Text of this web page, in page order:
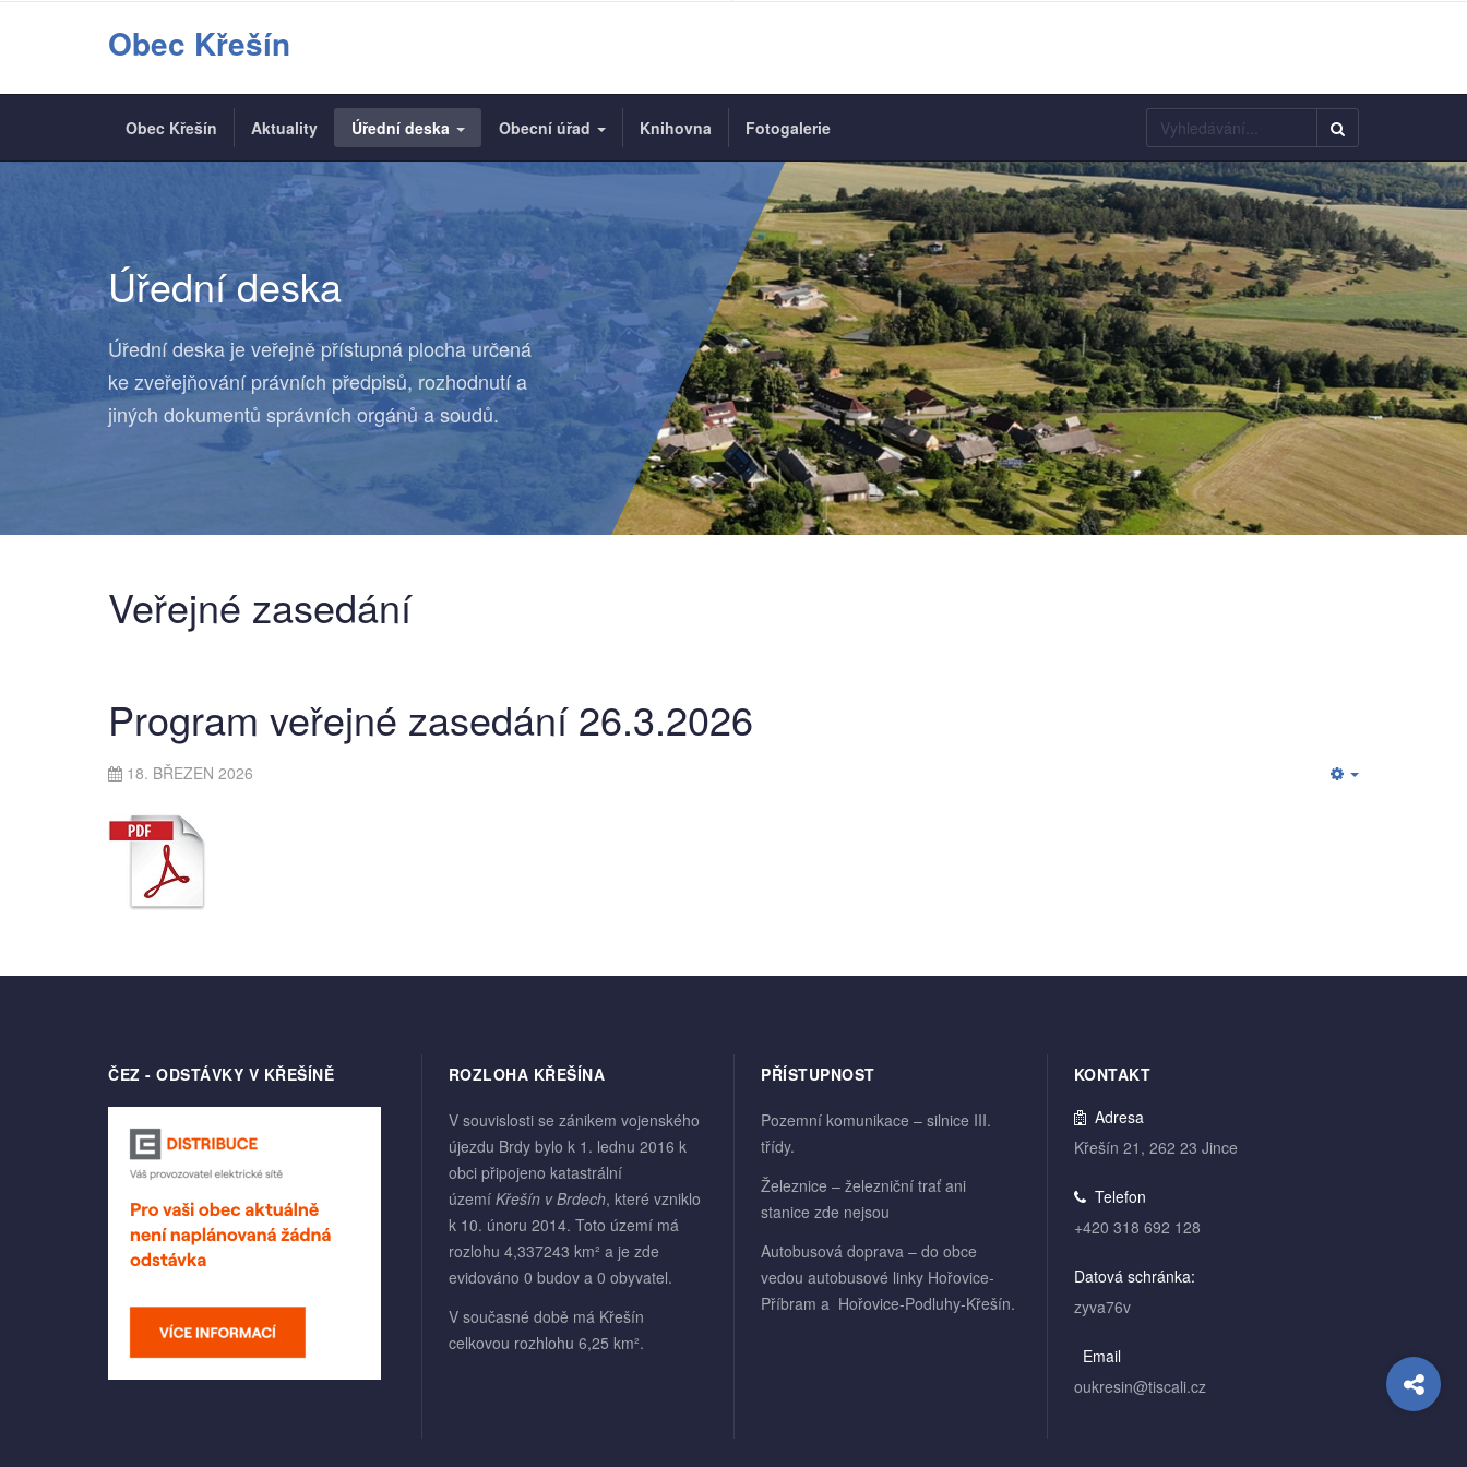
Obec Křešín
Obec Křešín Aktuality Úřední deska Obecní úřad Knihovna Fotogalerie Vyhledávání...
Úřední deska
Úřední deska je veřejně přístupná plocha určená
ke zveřejňování právních předpisů, rozhodnutí a
jiných dokumentů správních orgánů a soudů.
Veřejné zasedání
Program veřejné zasedání 26.3.2026
18. BŘEZEN 2026
ČEZ - ODSTÁVKY V KŘEŠÍNĚ ROZLOHA KŘEŠÍNA
V souvislosti se zánikem vojenského
újezdu Brdy bylo k 1. lednu 2016 k
obci připojeno katastrální
území Křešín v Brdech, které vzniklo
k 10. únoru 2014. Toto území má
rozlohu 4,337243 km² a je zde
evidováno 0 budov a 0 obyvatel.
V současné době má Křešín
celkovou rozhlohu 6,25 km².
PŘÍSTUPNOST
Pozemní komunikace – silnice III.
třídy.
Železnice – železniční trať ani
stanice zde nejsou
Autobusová doprava – do obce
vedou autobusové linky Hořovice-
Příbram a Hořovice-Podluhy-Křešín.
KONTAKT
Adresa
Křešín 21, 262 23 Jince
Telefon
+420 318 692 128
Datová schránka:
zyva76v
Email
oukresin@tiscali.cz